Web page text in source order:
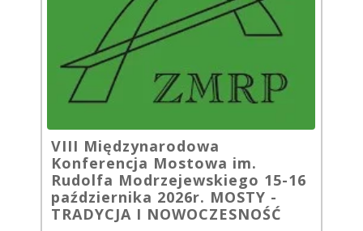
VIII Międzynarodowa
Konferencja Mostowa im.
Rudolfa Modrzejewskiego 15-16
października 2026r. MOSTY -
TRADYCJA I NOWOCZESNOŚĆ